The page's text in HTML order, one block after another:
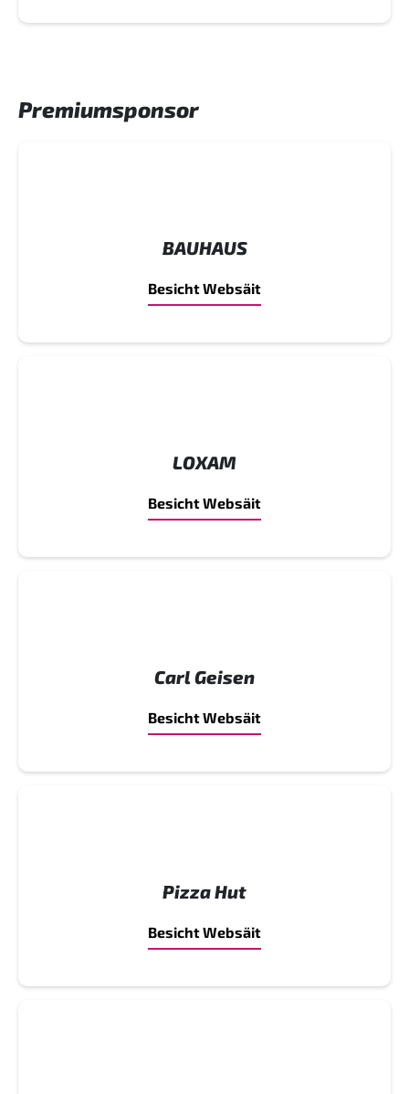
Premiumsponsor
BAUHAUS
Besicht Websäit
LOXAM
Besicht Websäit
Carl Geisen
Besicht Websäit
Pizza Hut
Besicht Websäit